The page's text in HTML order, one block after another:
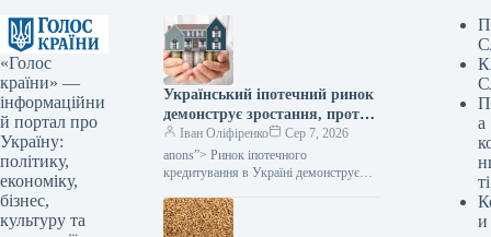
«Голос
країни» —
інформаційни
й портал про
Україну:
політику,
економіку,
бізнес,
культуру та
Український іпотечний ринок
демонструє зростання, проте
без державної підтримки його
функціонування залишається
мінімальним, зазначає
Іван Оліфіренко
Сер 7, 2026
anons”> Ринок іпотечного
кредитування в Україні демонструє
прогрес значною мірою спирається на
програми державної допомоги. Як…
а
ті
и